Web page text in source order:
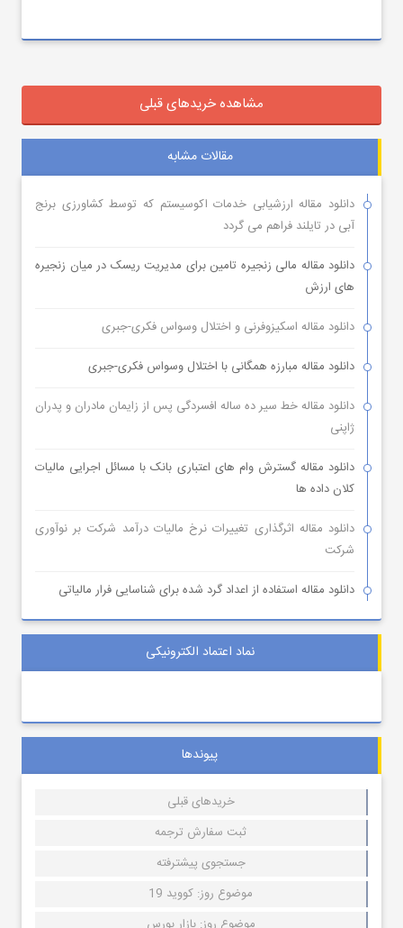
مشاهده خریدهای قبلی
مقالات مشابه
دانلود مقاله ارزشیابی خدمات اکوسیستم که توسط کشاورزی برنج
آبی در تایلند فراهم می گردد
دانلود مقاله مالی زنجیره تامین برای مدیریت ریسک در میان زنجیره
های ارزش
دانلود مقاله اسکیزوفرنی و اختلال وسواس فکری-جبری
دانلود مقاله مبارزه همگانی با اختلال وسواس فکری-جبری
دانلود مقاله خط سیر ده ساله افسردگی پس از زایمان مادران و پدران
ژاپنی
دانلود مقاله گسترش وام های اعتباری بانک با مسائل اجرایی مالیات
کلان داده ها
دانلود مقاله اثرگذاری تغییرات نرخ مالیات درآمد شرکت بر نوآوری
شرکت
دانلود مقاله استفاده از اعداد گرد شده برای شناسایی فرار مالیاتی
نماد اعتماد الکترونیکی
پیوندها
خریدهای قبلی
ثبت سفارش ترجمه
جستجوی پیشترفته
موضوع روز: کووید 19